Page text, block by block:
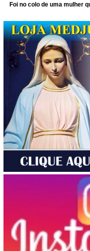
Foi no colo de uma mulher